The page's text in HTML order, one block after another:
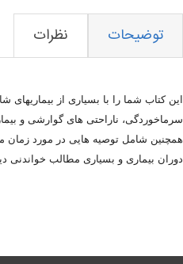
توضیحات نظرات
این کتاب شما را با بسیاری از بیماریهای
سرماخوردگی، ناراحتی های گوارشی و
همچنین شامل توصیه هایی در مورد
دوران بیماری و بسیاری مطالب خواندنی